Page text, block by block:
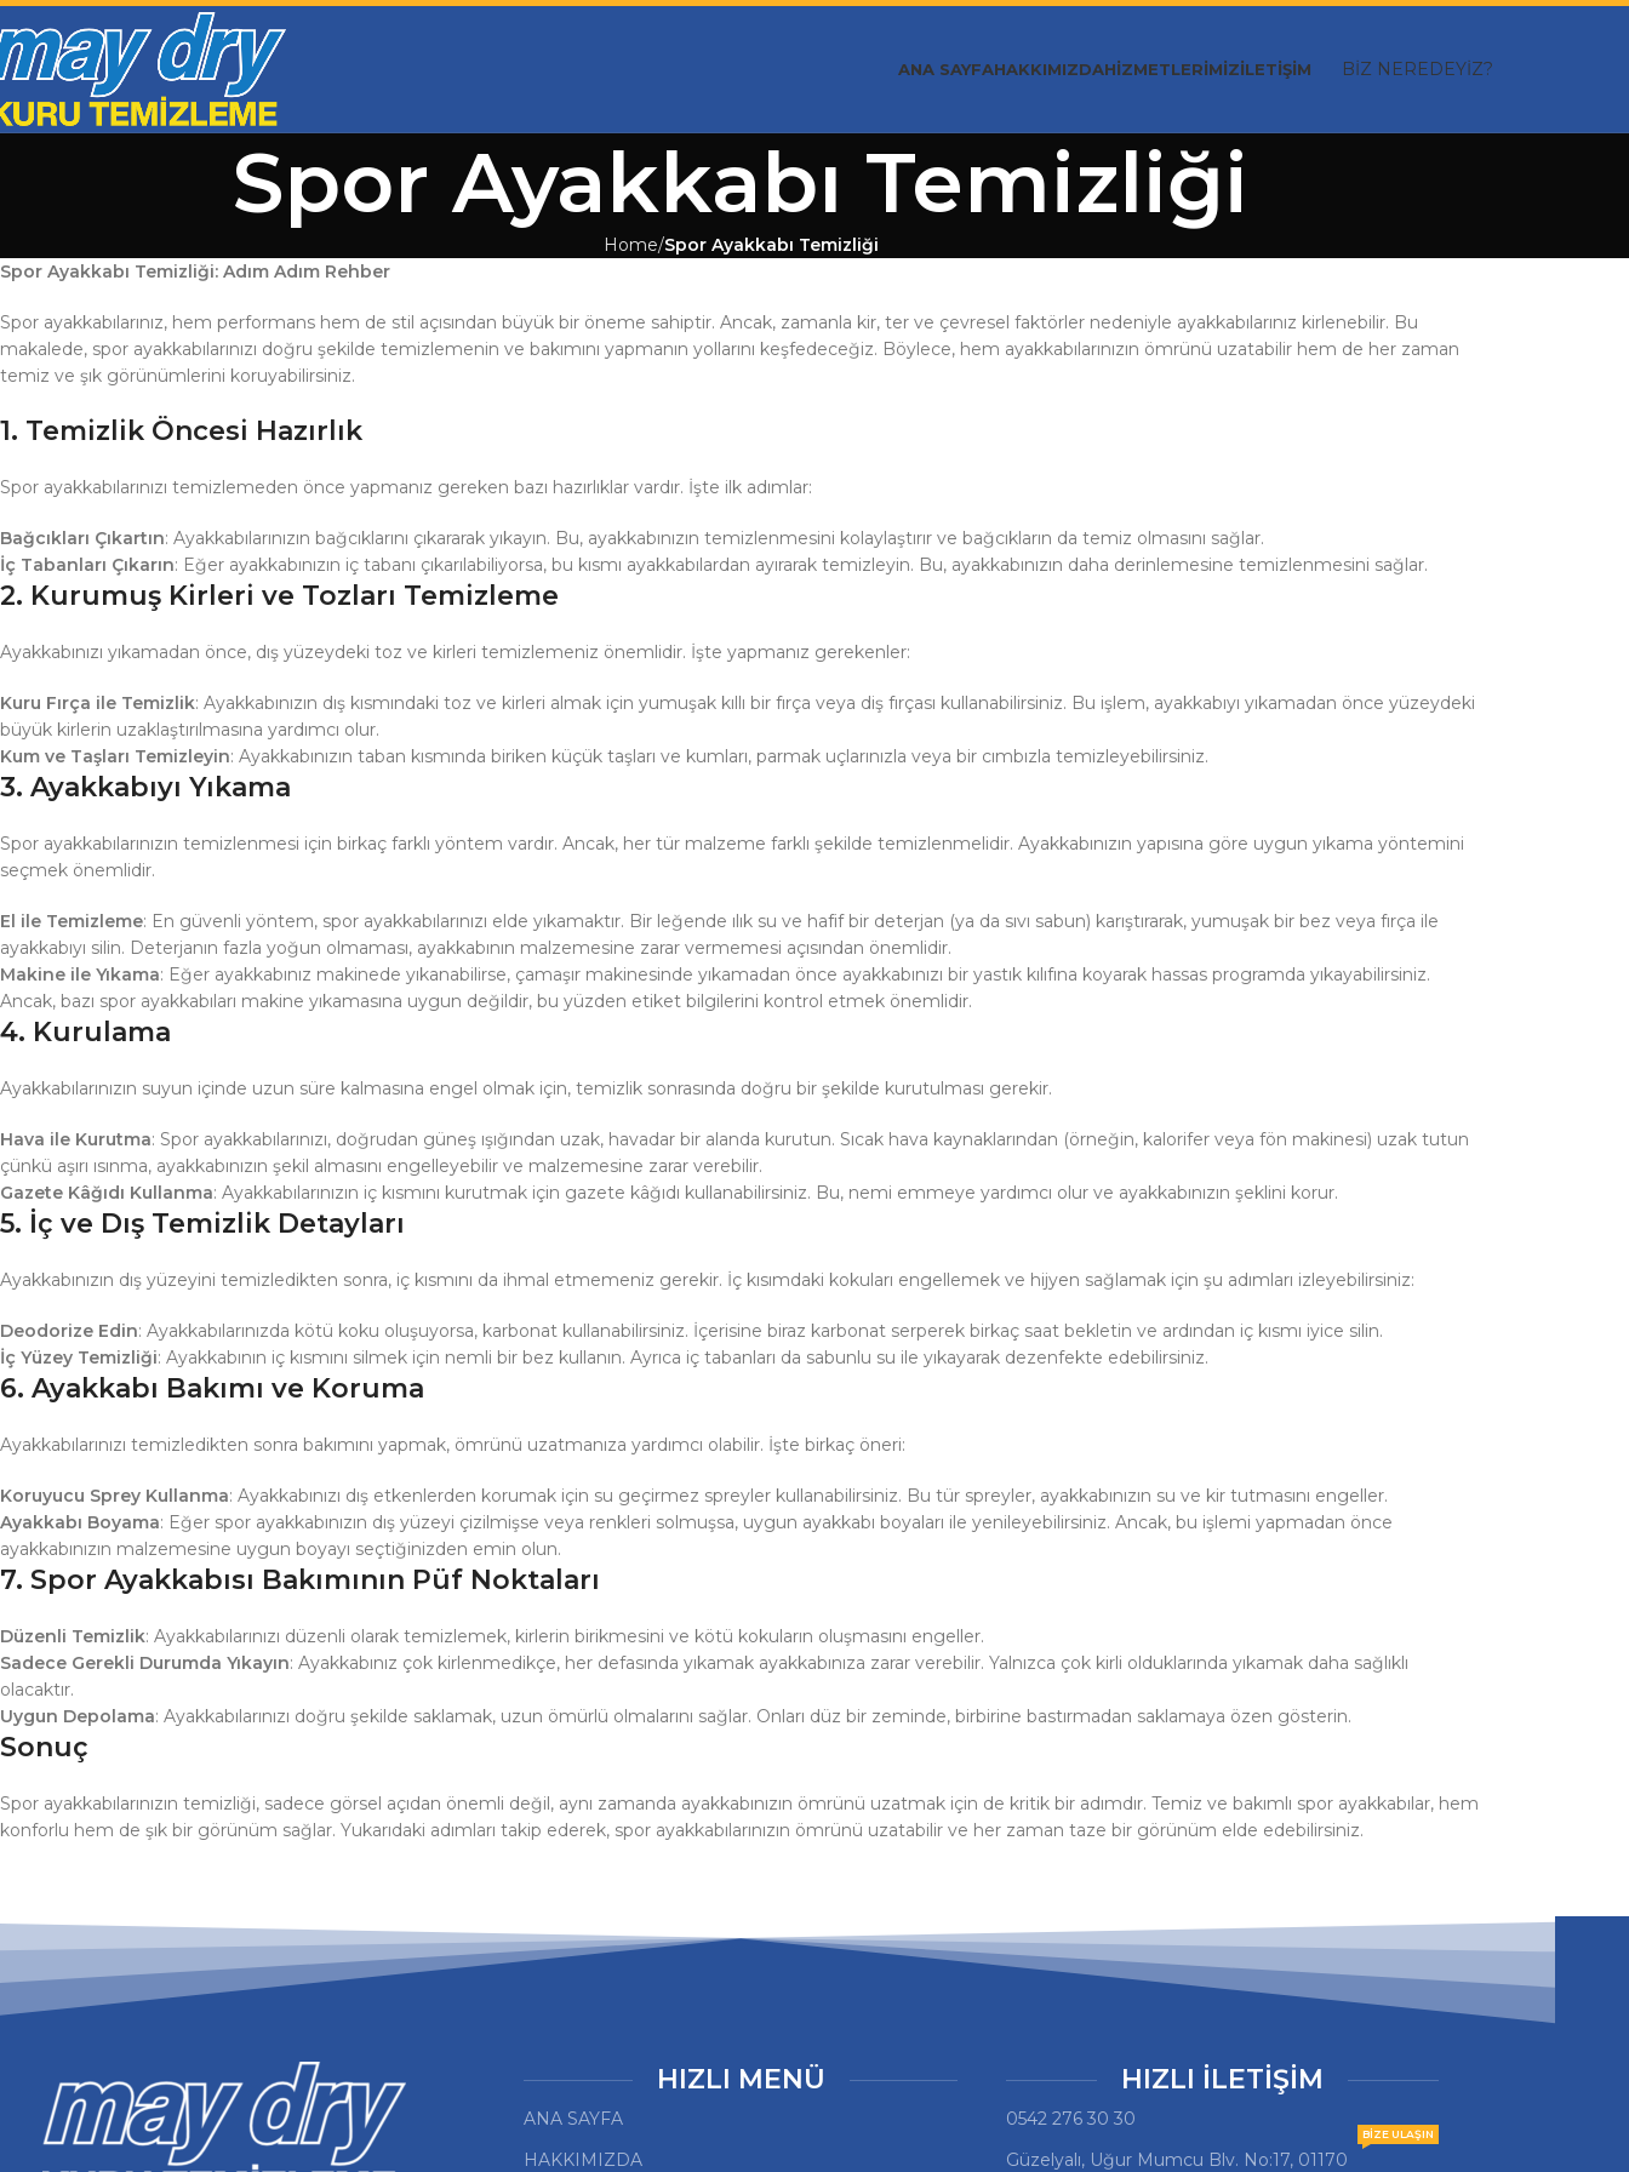
ANA SAYFAHAKKIMIZDAHIZMETLERIMIZİLETIŞIM BİZ NEREDEYİZ?
Spor Ayakkabı Temizliği
Home Spor Ayakkabı Temizliği
Spor Ayakkabı Temizliği: Adım Adım Rehber
Spor ayakkabılarınız, hem performans hem de stil açısından büyük bir öneme sahiptir. Ancak, zamanla kir, ter ve çevresel faktörler nedeniyle ayakkabılarınız kirlenebilir. Bu
makalede, spor ayakkabılarınızı doğru şekilde temizlemenin ve bakımını yapmanın yollarını keşfedeceğiz. Böylece, hem ayakkabılarınızın ömrünü uzatabilir hem de her zaman
temiz ve şık görünümlerini koruyabilirsiniz.
1. Temizlik Öncesi Hazırlık
Spor ayakkabılarınızı temizlemeden önce yapmanız gereken bazı hazırlıklar vardır. İşte ilk adımlar:
Bağcıkları Çıkartın: Ayakkabılarınızın bağcıklarını çıkararak yıkayın. Bu, ayakkabınızın temizlenmesini kolaylaştırır ve bağcıkların da temiz olmasını sağlar.
İç Tabanları Çıkarın: Eğer ayakkabınızın iç tabanı çıkarılabiliyorsa, bu kısmı ayakkabılardan ayırarak temizleyin. Bu, ayakkabınızın daha derinlemesine temizlenmesini sağlar.
2. Kurumuş Kirleri ve Tozları Temizleme
Ayakkabınızı yıkamadan önce, dış yüzeydeki toz ve kirleri temizlemeniz önemlidir. İşte yapmanız gerekenler:
Kuru Fırça ile Temizlik: Ayakkabınızın dış kısmındaki toz ve kirleri almak için yumuşak kıllı bir fırça veya diş fırçası kullanabilirsiniz. Bu işlem, ayakkabıyı yıkamadan önce yüzeydeki
büyük kirlerin uzaklaştırılmasına yardımcı olur.
Kum ve Taşları Temizleyin: Ayakkabınızın taban kısmında biriken küçük taşları ve kumları, parmak uçlarınızla veya bir cımbızla temizleyebilirsiniz.
3. Ayakkabıyı Yıkama
Spor ayakkabılarınızın temizlenmesi için birkaç farklı yöntem vardır. Ancak, her tür malzeme farklı şekilde temizlenmelidir. Ayakkabınızın yapısına göre uygun yıkama yöntemini
seçmek önemlidir.
El ile Temizleme: En güvenli yöntem, spor ayakkabılarınızı elde yıkamaktır. Bir leğende ılık su ve hafif bir deterjan (ya da sıvı sabun) karıştırarak, yumuşak bir bez veya fırça ile
ayakkabıyı silin. Deterjanın fazla yoğun olmaması, ayakkabının malzemesine zarar vermemesi açısından önemlidir.
Makine ile Yıkama: Eğer ayakkabınız makinede yıkanabilirse, çamaşır makinesinde yıkamadan önce ayakkabınızı bir yastık kılıfına koyarak hassas programda yıkayabilirsiniz.
Ancak, bazı spor ayakkabıları makine yıkamasına uygun değildir, bu yüzden etiket bilgilerini kontrol etmek önemlidir.
4. Kurulama
Ayakkabılarınızın suyun içinde uzun süre kalmasına engel olmak için, temizlik sonrasında doğru bir şekilde kurutulması gerekir.
Hava ile Kurutma: Spor ayakkabılarınızı, doğrudan güneş ışığından uzak, havadar bir alanda kurutun. Sıcak hava kaynaklarından (örneğin, kalorifer veya fön makinesi) uzak tutun
çünkü aşırı ısınma, ayakkabınızın şekil almasını engelleyebilir ve malzemesine zarar verebilir.
Gazete Kâğıdı Kullanma: Ayakkabılarınızın iç kısmını kurutmak için gazete kâğıdı kullanabilirsiniz. Bu, nemi emmeye yardımcı olur ve ayakkabınızın şeklini korur.
5. İç ve Dış Temizlik Detayları
Ayakkabınızın dış yüzeyini temizledikten sonra, iç kısmını da ihmal etmemeniz gerekir. İç kısımdaki kokuları engellemek ve hijyen sağlamak için şu adımları izleyebilirsiniz:
Deodorize Edin: Ayakkabılarınızda kötü koku oluşuyorsa, karbonat kullanabilirsiniz. İçerisine biraz karbonat serperek birkaç saat bekletin ve ardından iç kısmı iyice silin.
İç Yüzey Temizliği: Ayakkabının iç kısmını silmek için nemli bir bez kullanın. Ayrıca iç tabanları da sabunlu su ile yıkayarak dezenfekte edebilirsiniz.
6. Ayakkabı Bakımı ve Koruma
Ayakkabılarınızı temizledikten sonra bakımını yapmak, ömrünü uzatmanıza yardımcı olabilir. İşte birkaç öneri:
Koruyucu Sprey Kullanma: Ayakkabınızı dış etkenlerden korumak için su geçirmez spreyler kullanabilirsiniz. Bu tür spreyler, ayakkabınızın su ve kir tutmasını engeller.
Ayakkabı Boyama: Eğer spor ayakkabınızın dış yüzeyi çizilmişse veya renkleri solmuşsa, uygun ayakkabı boyaları ile yenileyebilirsiniz. Ancak, bu işlemi yapmadan önce
ayakkabınızın malzemesine uygun boyayı seçtiğinizden emin olun.
7. Spor Ayakkabısı Bakımının Püf Noktaları
Düzenli Temizlik: Ayakkabılarınızı düzenli olarak temizlemek, kirlerin birikmesini ve kötü kokuların oluşmasını engeller.
Sadece Gerekli Durumda Yıkayın: Ayakkabınız çok kirlenmedikçe, her defasında yıkamak ayakkabınıza zarar verebilir. Yalnızca çok kirli olduklarında yıkamak daha sağlıklı
olacaktır.
Uygun Depolama: Ayakkabılarınızı doğru şekilde saklamak, uzun ömürlü olmalarını sağlar. Onları düz bir zeminde, birbirine bastırmadan saklamaya özen gösterin.
Sonuç
Spor ayakkabılarınızın temizliği, sadece görsel açıdan önemli değil, aynı zamanda ayakkabınızın ömrünü uzatmak için de kritik bir adımdır. Temiz ve bakımlı spor ayakkabılar, hem
konforlu hem de şık bir görünüm sağlar. Yukarıdaki adımları takip ederek, spor ayakkabılarınızın ömrünü uzatabilir ve her zaman taze bir görünüm elde edebilirsiniz.
HIZLI MENÜ
ANA SAYFA
HAKKIMIZDA
HIZLI İLETİŞİM
0542 276 30 30
Güzelyalı, Uğur Mumcu Blv. No:17, 01170
BIZE ULAŞIN